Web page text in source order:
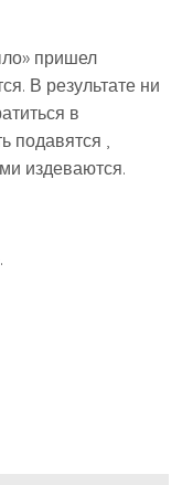
пришел
В результате ни
в
подавятся ,
издеваются.